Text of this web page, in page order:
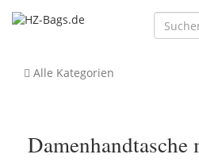
Alle Kategorien